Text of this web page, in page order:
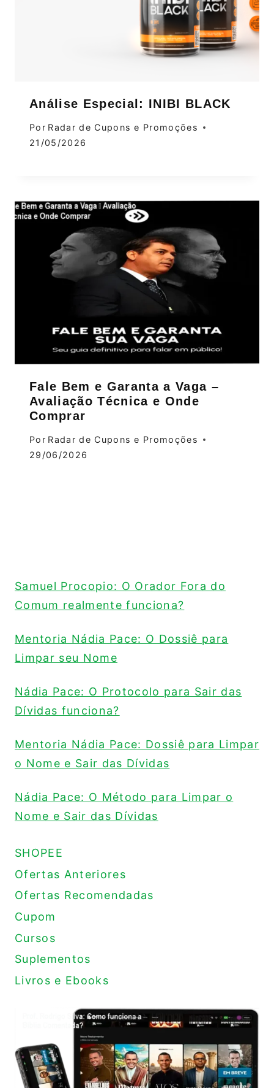
Análise Especial: INIBI BLACK
Por Radar de Cupons e Promoções
21/05/2026
Fale Bem e Garanta a Vaga –
Avaliação Técnica e Onde
Comprar
Por Radar de Cupons e Promoções
29/06/2026
Samuel Procopio: O Orador Fora do
Comum realmente funciona?
Mentoria Nádia Pace: O Dossiê para
Limpar seu Nome
Nádia Pace: O Protocolo para Sair das
Dívidas funciona?
Mentoria Nádia Pace: Dossiê para Limpar
o Nome e Sair das Dívidas
Nádia Pace: O Método para Limpar o
Nome e Sair das Dívidas
SHOPEE
Ofertas Anteriores
Ofertas Recomendadas
Cupom
Cursos
Suplementos
Livros e Ebooks